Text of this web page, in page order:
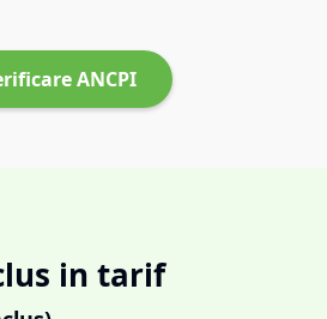
ANCPI
in tarif